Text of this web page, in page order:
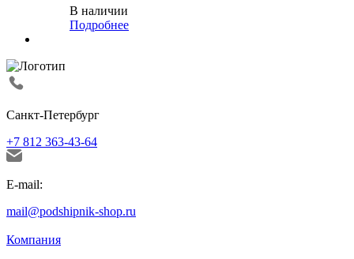
В наличии
Подробнее
Санкт-Петербург
+7 812 363-43-64
E-mail:
mail@podshipnik-shop.ru
Компания